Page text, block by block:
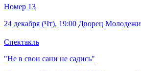
Номер 13
24 декабря (Чт), 19:00 Дворец Молодежи
Спектакль
"Не в свои сани не садись"